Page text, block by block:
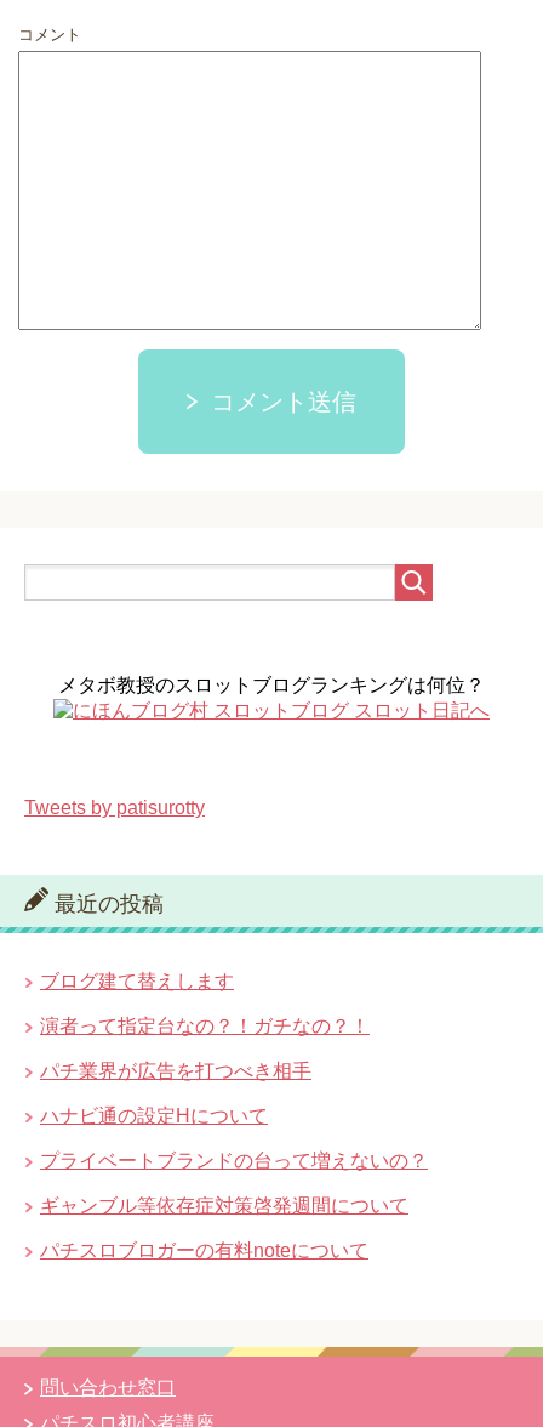
コメント
コメント送信
メタボ教授のスロットブログランキングは何位？
Tweets by patisurotty
最近の投稿
ブログ建て替えします
演者って指定台なの？！ガチなの？！
パチ業界が広告を打つべき相手
ハナビ通の設定Hについて
プライベートブランドの台って増えないの？
ギャンブル等依存症対策啓発週間について
パチスロブロガーの有料noteについて
問い合わせ窓口